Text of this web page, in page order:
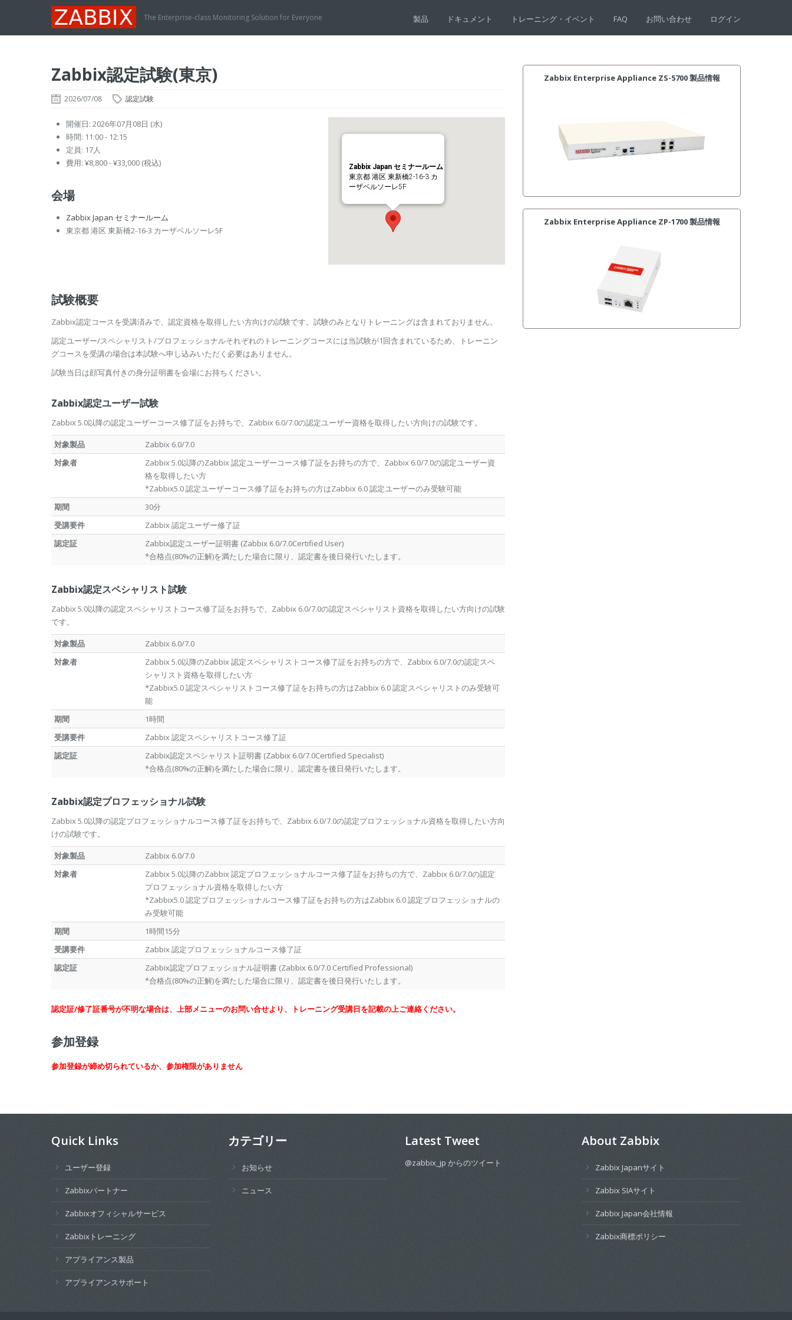
The Enterprise-class Monitoring Solution for Everyone 製品 ドキュメント トレーニング・イベント FAQ お問い合わせ ログイン
Zabbix認定試験(東京)
2026/07/08 認定試験
Zabbix Japan セミナールーム
東京都 港区 東新橋2-16-3 カ
ーザベルソーレ5F
開催日: 2026年07月08日 (水)
時間: 11:00 - 12:15
定員: 17人
費用: ¥8,800 - ¥33,000 (税込)
会場
Zabbix Japan セミナールーム
東京都 港区 東新橋2-16-3 カーザベルソーレ5F
試験概要
Zabbix認定コースを受講済みで、認定資格を取得したい方向けの試験です。試験のみとなりトレーニングは含まれておりません。
認定ユーザー/スペシャリスト/プロフェッショナルそれぞれのトレーニングコースには当試験が1回含まれているため、トレーニン
グコースを受講の場合は本試験へ申し込みいただく必要はありません。
試験当日は顔写真付きの身分証明書を会場にお持ちください。
Zabbix認定ユーザー試験
Zabbix 5.0以降の認定ユーザーコース修了証をお持ちで、Zabbix 6.0/7.0の認定ユーザー資格を取得したい方向けの試験です。
対象製品
Zabbix 6.0/7.0
対象者
Zabbix 5.0以降のZabbix 認定ユーザーコース修了証をお持ちの方で、Zabbix 6.0/7.0の認定ユーザー資
格を取得したい方
*Zabbix5.0 認定ユーザーコース修了証をお持ちの方はZabbix 6.0 認定ユーザーのみ受験可能
期間
30分
受講要件
Zabbix 認定ユーザー修了証
認定証
Zabbix認定ユーザー証明書 (Zabbix 6.0/7.0Certified User)
*合格点(80%の正解)を満たした場合に限り、認定書を後日発行いたします。
Zabbix認定スペシャリスト試験
Zabbix 5.0以降の認定スペシャリストコース修了証をお持ちで、Zabbix 6.0/7.0の認定スペシャリスト資格を取得したい方向けの試験
です。
対象製品
Zabbix 6.0/7.0
対象者
Zabbix 5.0以降のZabbix 認定スペシャリストコース修了証をお持ちの方で、Zabbix 6.0/7.0の認定スペ
シャリスト資格を取得したい方
*Zabbix5.0 認定スペシャリストコース修了証をお持ちの方はZabbix 6.0 認定スペシャリストのみ受験可
能
期間
1時間
受講要件
Zabbix 認定スペシャリストコース修了証
認定証
Zabbix認定スペシャリスト証明書 (Zabbix 6.0/7.0Certified Specialist)
*合格点(80%の正解)を満たした場合に限り、認定書を後日発行いたします。
Zabbix認定プロフェッショナル試験
Zabbix 5.0以降の認定プロフェッショナルコース修了証をお持ちで、Zabbix 6.0/7.0の認定プロフェッショナル資格を取得したい方向
けの試験です。
対象製品
Zabbix 6.0/7.0
対象者
Zabbix 5.0以降のZabbix 認定プロフェッショナルコース修了証をお持ちの方で、Zabbix 6.0/7.0の認定
プロフェッショナル資格を取得したい方
*Zabbix5.0 認定プロフェッショナルコース修了証をお持ちの方はZabbix 6.0 認定プロフェッショナルの
み受験可能
期間
1時間15分
受講要件
Zabbix 認定プロフェッショナルコース修了証
認定証
Zabbix認定プロフェッショナル証明書 (Zabbix 6.0/7.0 Certified Professional)
*合格点(80%の正解)を満たした場合に限り、認定書を後日発行いたします。
認定証/修了証番号が不明な場合は、上部メニューのお問い合せより、トレーニング受講日を記載の上ご連絡ください。
参加登録
参加登録が締め切られているか、参加権限がありません
Zabbix Enterprise Appliance ZS-5700 製品情報
Zabbix Enterprise Appliance ZP-1700 製品情報
Quick Links
ユーザー登録
Zabbixパートナー
Zabbixオフィシャルサービス
Zabbixトレーニング
アプライアンス製品
アプライアンスサポート
カテゴリー
お知らせ
ニュース
Latest Tweet
@zabbix_jp からのツイート
About Zabbix
Zabbix Japanサイト
Zabbix SIAサイト
Zabbix Japan会社情報
Zabbix商標ポリシー